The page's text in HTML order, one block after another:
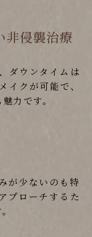
非侵襲治療
ダウンタイムは
イクが可能で、
力です。
が少ないのも特
プローチするた